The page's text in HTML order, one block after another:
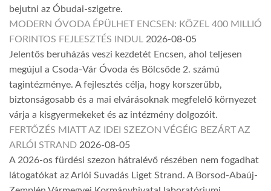
bejutni az Óbudai-szigetre.
MODERN ÓVODA ÉPÜLHET ENCSEN: KÖZEL 400 MILLIÓ
FORINTOS FEJLESZTÉS INDUL 2026-08-05
Jelentős beruházás veszi kezdetét Encsen, ahol teljesen
megújul a Csoda-Vár Óvoda és Bölcsőde 2. számú
tagintézménye. A fejlesztés célja, hogy korszerűbb,
biztonságosabb és a mai elvárásoknak megfelelő környezet
várja a kisgyermekeket és az intézmény dolgozóit.
FERTŐZÉS MIATT AZ IDEI SZEZON VÉGÉIG BEZÁRT AZ
ARLÓI STRAND 2026-08-05
A 2026-os fürdési szezon hátralévő részében nem fogadhat
látogatókat az Arlói Suvadás Liget Strand. A Borsod-Abaúj-